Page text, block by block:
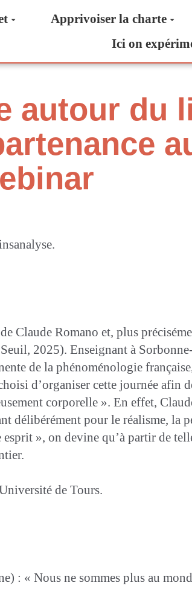
Apprivoiser la charte
Ici on
autour du
Claude Romano et, plus
2025). Enseignant à
de la phénoménologie
d’organiser cette journée afin
corporelle ». En effet,
délibérément pour le réalisme, la
», on devine qu’à partir de
de Tours.
: « Nous ne sommes plus au